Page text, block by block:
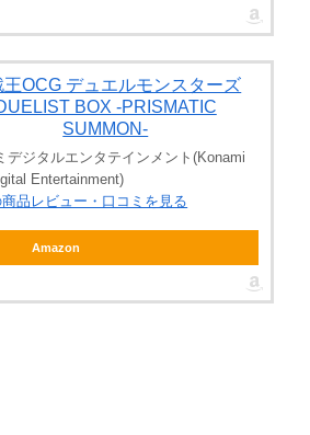
王OCG デュエルモンスターズ
BOX -PRISMATIC
SUMMON-
デジタルエンタテインメント(Konami
Entertainment)
品レビュー・口コミを見る
Amazon